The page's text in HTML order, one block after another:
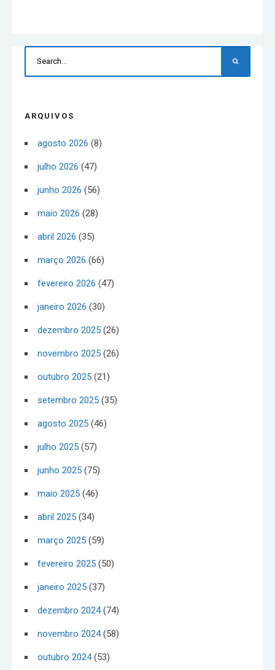
ARQUIVOS
agosto 2026 (8)
julho 2026 (47)
junho 2026 (56)
maio 2026 (28)
abril 2026 (35)
março 2026 (66)
fevereiro 2026 (47)
janeiro 2026 (30)
dezembro 2025 (26)
novembro 2025 (26)
outubro 2025 (21)
setembro 2025 (35)
agosto 2025 (46)
julho 2025 (57)
junho 2025 (75)
maio 2025 (46)
abril 2025 (34)
março 2025 (59)
fevereiro 2025 (50)
janeiro 2025 (37)
dezembro 2024(74)
novembro 2024(58)
outubro 2024(53)